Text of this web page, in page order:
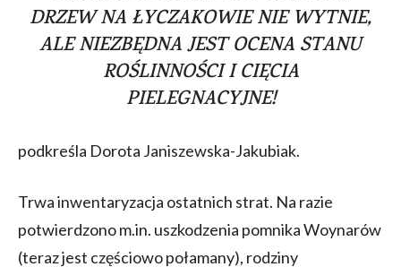
DRZEW NA ŁYCZAKOWIE NIE WYTNIE,
ALE NIEZBĘDNA JEST OCENA STANU
ROŚLINNOŚCI I CIĘCIA
PIELEGNACYJNE!
podkreśla Dorota Janiszewska-Jakubiak.
Trwa inwentaryzacja ostatnich strat. Na razie
potwierdzono m.in. uszkodzenia pomnika Woynarów
(teraz jest częściowo połamany), rodziny